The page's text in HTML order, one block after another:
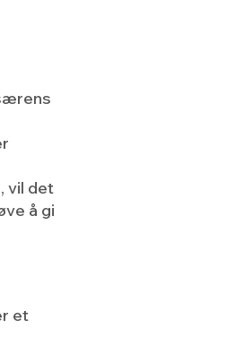
vil det
å gi
et